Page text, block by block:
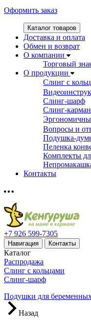
Оформить заказ
Каталог товаров
Доставка и оплата
Обмен и возврат
О компании
Торговый
О продукции
Слинг с
Слинг-шарф
Слинг-карман
Вопросы и
Подушка-
Пеленка
Комплекты
Контакты
+7 926 599-7305
Навигация Контакты
Каталог
Распродажа
Слинг с кольцами
Слинг-шарф
Подушки для
Назад